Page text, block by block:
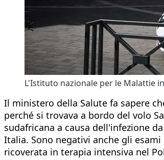
L'Istituto nazionale per le Malattie
Il ministero della Salute fa sapere
perché si trovava a bordo del volo
sudafricana a causa dell'infezione
Italia. Sono negativi anche gli
ricoverata in terapia intensiva nel